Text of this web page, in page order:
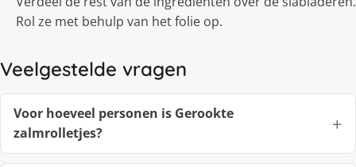
Rol ze met behulp van het folie op.
Veelgestelde vragen
Voor hoeveel personen is Gerookte
zalmrolletjes?